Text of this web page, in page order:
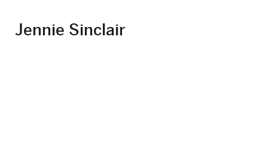
Jennie Sinclair